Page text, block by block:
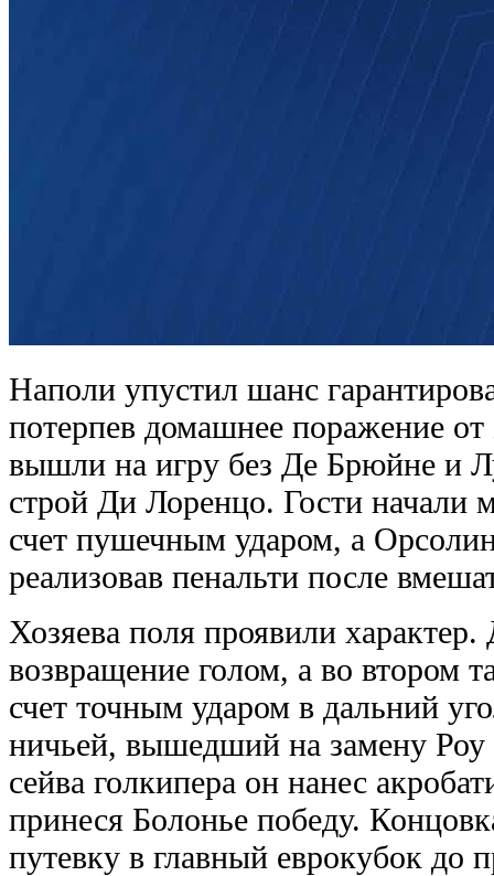
Наполи упустил шанс
потерпев домашнее поражение
вышли на игру без Де Брюйне и
строй Ди Лоренцо. Гости начали
счет пушечным ударом, а
реализовав пенальти после
Хозяева поля проявили
возвращение голом, а во втором
счет точным ударом в дальний
ничьей, вышедший на замену Роу
сейва голкипера он нанес
принеся Болонье победу.
путевку в главный еврокубок до